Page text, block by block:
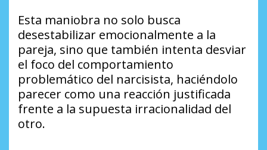
Esta maniobra no solo busca
desestabilizar emocionalmente a la
pareja, sino que también intenta desviar
el foco del comportamiento
problemático del narcisista, haciéndolo
parecer como una reacción justificada
frente a la supuesta irracionalidad del
otro.